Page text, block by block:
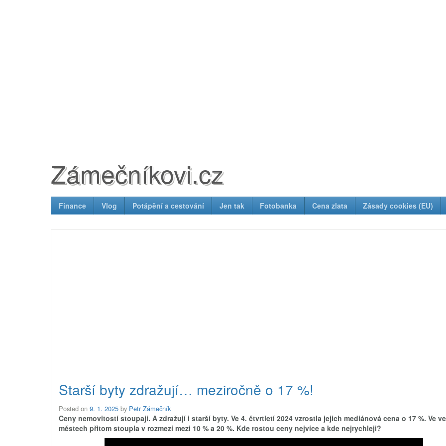
Zámečníkovi.cz
Finance Vlog Potápění a cestování Jen tak Fotobanka Cena zlata Zásady cookies (EU)
Starší byty zdražují… meziročně o 17 %!
Posted on 9. 1. 2025 by Petr Zámečník
Ceny nemovitostí stoupají. A zdražují i starší byty. Ve 4. čtvrtletí 2024 vzrostla jejich mediánová cena o 17 %. Ve
městech přitom stoupla v rozmezí mezi 10 % a 20 %. Kde rostou ceny nejvíce a kde nejrychleji?